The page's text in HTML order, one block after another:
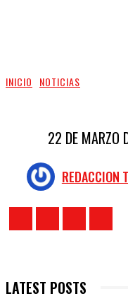
INICIO NOTICIAS
22 DE MARZO
REDACCION
LATEST POSTS